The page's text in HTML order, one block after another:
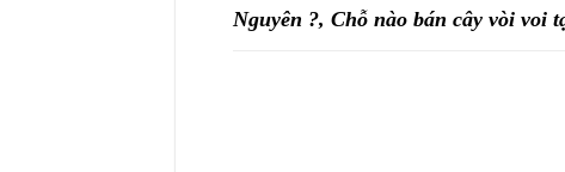
Nguyên ?, Chỗ nào bán cây vòi voi